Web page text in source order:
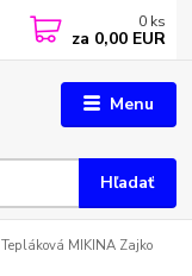
Menu
Hľadať
0 ks
za 0,00 EUR
Tepláková MIKINA Zajko